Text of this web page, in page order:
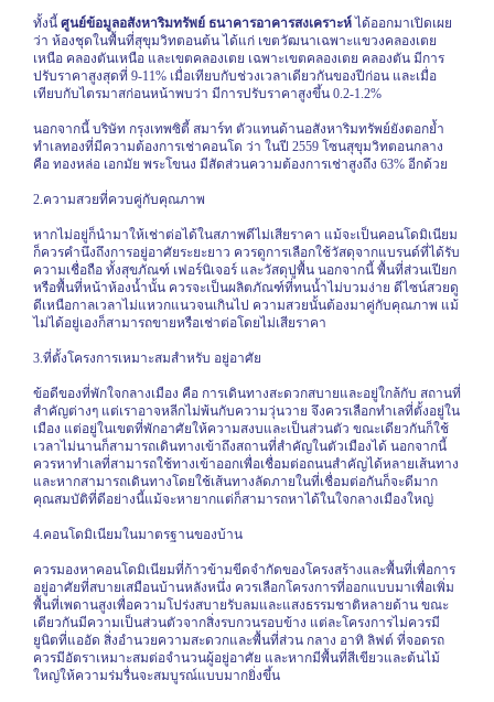
ทั้งนี้ ศูนย์ข้อมูลอสังหาริมทรัพย์ ธนาคารอาคารสงเคราะห์ ได้ออกมาเปิดเผย
ว่า ห้องชุดในพื้นที่สุขุมวิทตอนต้น ได้แก่ เขตวัฒนาเฉพาะแขวงคลองเตย
เหนือ คลองตันเหนือ และเขตคลองเตย เฉพาะเขตคลองเตย คลองตัน มีการ
ปรับราคาสูงสุดที่ 9-11% เมื่อเทียบกับช่วงเวลาเดียวกันของปีก่อน และเมื่อ
เทียบกับไตรมาสก่อนหน้าพบว่า มีการปรับราคาสูงขึ้น 0.2-1.2%
นอกจากนี้ บริษัท กรุงเทพซิตี้ สมาร์ท ตัวแทนด้านอสังหาริมทรัพย์ยังตอกย้ำ
ทำเลทองที่มีความต้องการเช่าคอนโด ว่า ในปี 2559 โซนสุขุมวิทตอนกลาง
คือ ทองหล่อ เอกมัย พระโขนง มีสัดส่วนความต้องการเช่าสูงถึง 63% อีกด้วย
2.ความสวยที่ควบคู่กับคุณภาพ
หากไม่อยู่ก็นำมาให้เช่าต่อได้ในสภาพดีไม่เสียราคา แม้จะเป็นคอนโดมิเนียม
ก็ควรคำนึงถึงการอยู่อาศัยระยะยาว ควรดูการเลือกใช้วัสดุจากแบรนด์ที่ได้รับ
ความเชื่อถือ ทั้งสุขภัณฑ์ เฟอร์นิเจอร์ และวัสดุปูพื้น นอกจากนี้ พื้นที่ส่วนเปียก
หรือพื้นที่หน้าห้องน้ำนั้น ควรจะเป็นผลิตภัณฑ์ที่ทนน้ำไม่บวมง่าย ดีไซน์สวยดู
ดีเหนือกาลเวลาไม่แหวกแนวจนเกินไป ความสวยนั้นต้องมาคู่กับคุณภาพ แม้
ไม่ได้อยู่เองก็สามารถขายหรือเช่าต่อโดยไม่เสียราคา
3.ที่ตั้งโครงการเหมาะสมสำหรับ อยู่อาศัย
ข้อดีของที่พักใจกลางเมือง คือ การเดินทางสะดวกสบายและอยู่ใกล้กับ สถานที่
สำคัญต่างๆ แต่เราอาจหลีกไม่พ้นกับความวุ่นวาย จึงควรเลือกทำเลที่ตั้งอยู่ใน
เมือง แต่อยู่ในเขตที่พักอาศัยให้ความสงบและเป็นส่วนตัว ขณะเดียวกันก็ใช้
เวลาไม่นานก็สามารถเดินทางเข้าถึงสถานที่สำคัญในตัวเมืองได้ นอกจากนี้
ควรหาทำเลที่สามารถใช้ทางเข้าออกเพื่อเชื่อมต่อถนนสำคัญได้หลายเส้นทาง
และหากสามารถเดินทางโดยใช้เส้นทางลัดภายในที่เชื่อมต่อกันก็จะดีมาก
คุณสมบัติที่ดีอย่างนี้แม้จะหายากแต่ก็สามารถหาได้ในใจกลางเมืองใหญ่
4.คอนโดมิเนียมในมาตรฐานของบ้าน
ควรมองหาคอนโดมิเนียมที่ก้าวข้ามขีดจำกัดของโครงสร้างและพื้นที่เพื่อการ
อยู่อาศัยที่สบายเสมือนบ้านหลังหนึ่ง ควรเลือกโครงการที่ออกแบบมาเพื่อเพิ่ม
พื้นที่เพดานสูงเพื่อความโปร่งสบายรับลมและแสงธรรมชาติหลายด้าน ขณะ
เดียวกันมีความเป็นส่วนตัวจากสิ่งรบกวนรอบข้าง แต่ละโครงการไม่ควรมี
ยูนิตที่แออัด สิ่งอำนวยความสะดวกและพื้นที่ส่วน กลาง อาทิ ลิฟต์ ที่จอดรถ
ควรมีอัตราเหมาะสมต่อจำนวนผู้อยู่อาศัย และหากมีพื้นที่สีเขียวและต้นไม้
ใหญ่ให้ความร่มรื่นจะสมบูรณ์แบบมากยิ่งขึ้น